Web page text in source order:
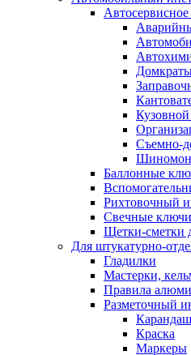
Съемно-
Баллонные
Рихтовочный
Свечные ключи
Щетки-сметки
Для штукатурно-
Гладилки
Мастерки,
Правила
Разметочный
Краска
Маркеры